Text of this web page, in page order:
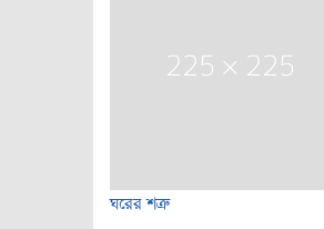
ঘরের শত্রু